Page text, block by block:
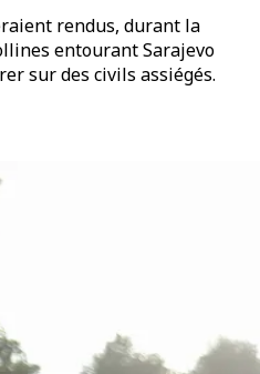
rendus, durant la
entourant Sarajevo
sur des civils assiégés.